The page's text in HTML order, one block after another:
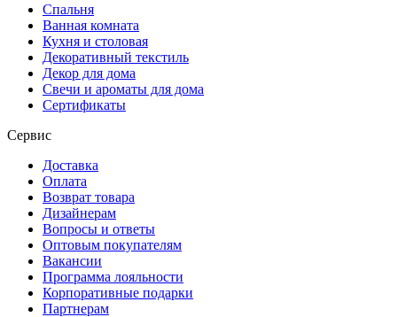
Спальня
Ванная комната
Кухня и столовая
Декоративный текстиль
Декор для дома
Свечи и ароматы для дома
Сертификаты
Сервис
Доставка
Оплата
Возврат товара
Дизайнерам
Вопросы и ответы
Оптовым покупателям
Вакансии
Программа лояльности
Корпоративные подарки
Партнерам